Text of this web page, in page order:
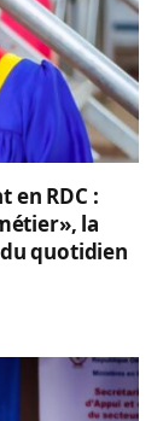
en RDC :
la
quotidien